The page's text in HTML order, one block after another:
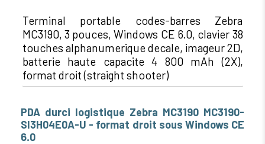
Terminal portable codes-barres Zebra
MC3190, 3 pouces, Windows CE 6.0, clavier 38
touches alphanumerique decale, imageur 2D,
batterie haute capacite 4 800 mAh (2X),
format droit (straight shooter)
PDA durci logistique Zebra MC3190 MC3190-
SI3H04E0A-U - format droit sous Windows CE
6.0